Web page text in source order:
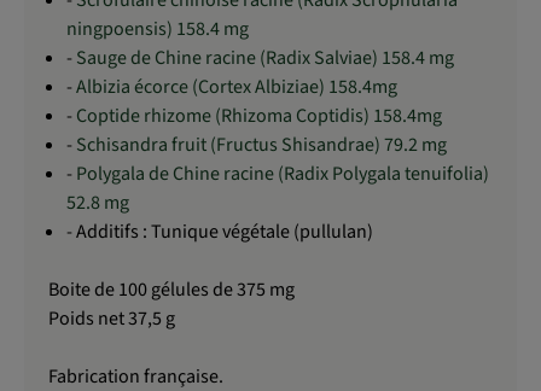
ningpoensis) 158.4 mg
- Sauge de Chine racine (Radix Salviae) 158.4 mg
-Albizia écorce (Cortex Albiziae) 158.4mg
- Coptide rhizome (Rhizoma Coptidis) 158.4mg
- Schisandra fruit (Fructus Shisandrae) 79.2 mg
- Polygala de Chine racine (Radix Polygala tenuifolia)
52.8 mg
- Additifs : Tunique végétale (pullulan)
Boite de 100 gélules de 375 mg
Poids net 37,5 g
Fabrication française.